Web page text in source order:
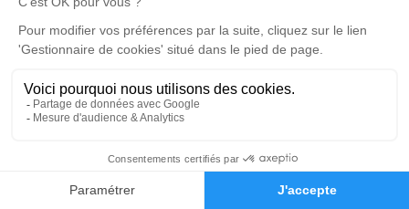
Faire-part Hommages
lundi 10 juillet 2023 à 15h00
Église Saint Julien d'Antioche d'Ascarat
64220 Ascarat
Déroulé des obsèques
Repos en salon funéraire